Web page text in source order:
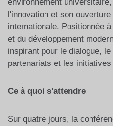
environnement
l'innovation et son
internationale. Positionnée
et du développement
inspirant pour le dialogue,
partenariats et les
Ce à quoi s'attendre
Sur quatre jours, la